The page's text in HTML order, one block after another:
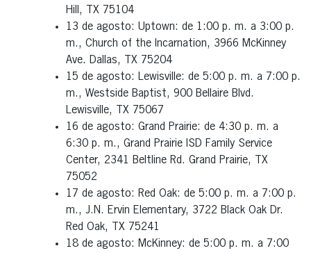
Hill, TX 75104
13 de agosto: Uptown: de 1:00 p. m. a 3:00 p.
m., Church of the Incarnation, 3966 McKinney
Ave. Dallas, TX 75204
15 de agosto: Lewisville: de 5:00 p. m. a 7:00 p.
m., Westside Baptist, 900 Bellaire Blvd.
Lewisville, TX 75067
16 de agosto: Grand Prairie: de 4:30 p. m. a
6:30 p. m., Grand Prairie ISD Family Service
Center, 2341 Beltline Rd. Grand Prairie, TX
75052
17 de agosto: Red Oak: de 5:00 p. m. a 7:00 p.
m., J.N. Ervin Elementary, 3722 Black Oak Dr.
Red Oak, TX 75241
18 de agosto: McKinney: de 5:00 p. m. a 7:00